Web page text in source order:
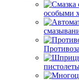
особыми